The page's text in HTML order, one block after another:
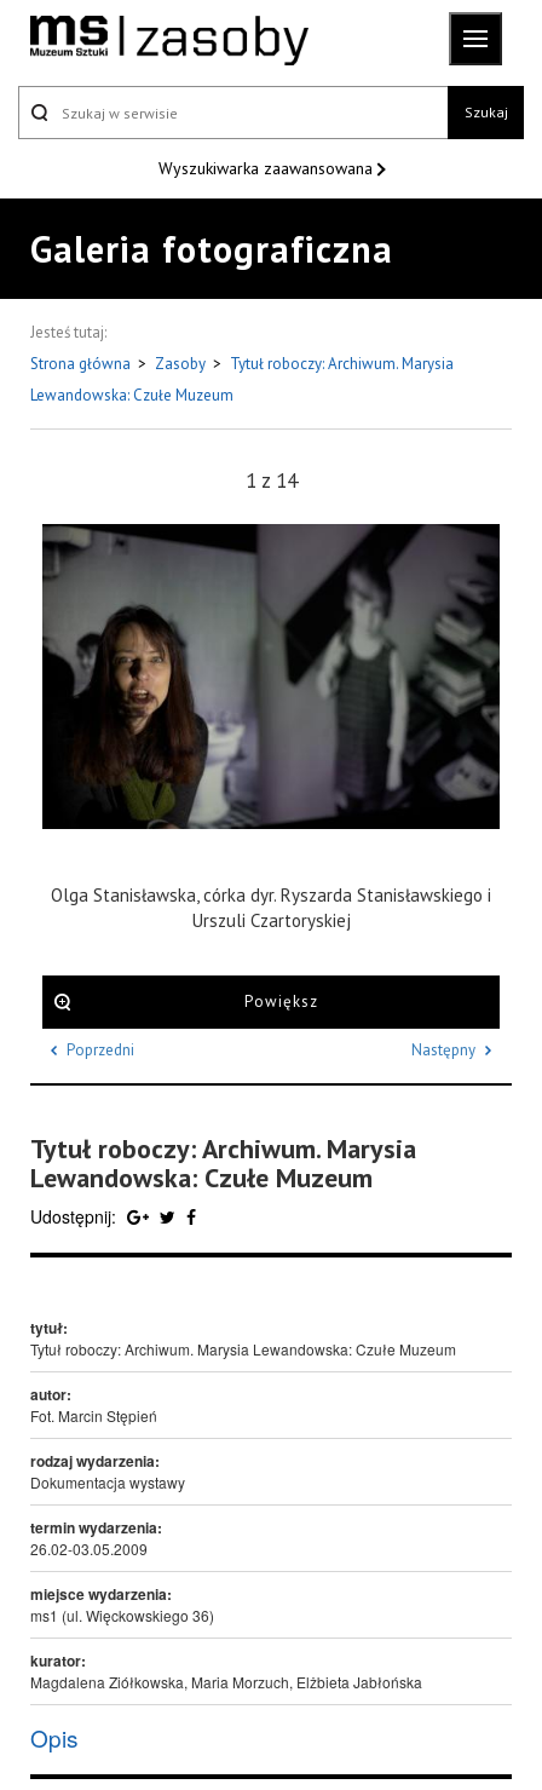
Szukaj
Wyszukiwarka zaawansowana
Galeria fotograficzna
Jesteś tutaj:
Strona główna > Zasoby > Tytuł roboczy: Archiwum. Marysia
Lewandowska: Czułe Muzeum
1 z 14
Olga Stanisławska, córka dyr. Ryszarda Stanisławskiego i
Urszuli Czartoryskiej
Powiększ
Poprzedni Następny
Tytuł roboczy: Archiwum. Marysia
Lewandowska: Czułe Muzeum
Udostępnij:
tytuł:
Tytuł roboczy: Archiwum. Marysia Lewandowska: Czułe Muzeum
autor:
Fot. Marcin Stępień
rodzaj wydarzenia:
Dokumentacja wystawy
termin wydarzenia:
26.02-03.05.2009
miejsce wydarzenia:
ms1 (ul. Więckowskiego 36)
kurator:
Magdalena Ziółkowska, Maria Morzuch, Elżbieta Jabłońska
Opis